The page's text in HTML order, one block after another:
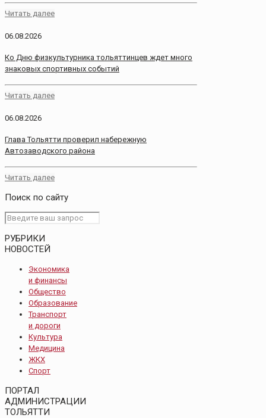
Читать далее
06.08.2026
Ко Дню физкультурника тольяттинцев ждет много
знаковых спортивных событий
Читать далее
06.08.2026
Глава Тольятти проверил набережную
Автозаводского района
Читать далее
Поиск по сайту
РУБРИКИ
НОВОСТЕЙ
Экономика
и финансы
Общество
Образование
Транспорт
и дороги
Культура
Медицина
ЖКХ
Спорт
ПОРТАЛ
АДМИНИСТРАЦИИ
ТОЛЬЯТТИ